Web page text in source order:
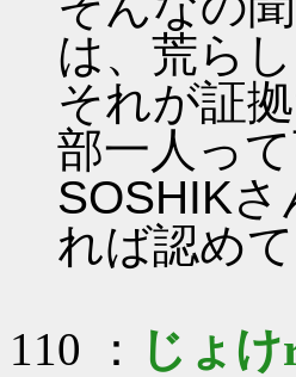
は、荒ら
それが証
部一人っ
SOSHIK
れば認め
110 ： じょ